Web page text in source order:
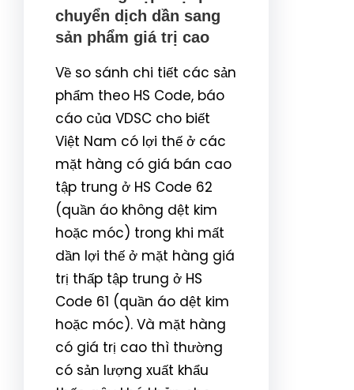
chuyển dịch dần sang
sản phẩm giá trị cao
Về so sánh chi tiết các sản
phẩm theo HS Code, báo
cáo của VDSC cho biết
Việt Nam có lợi thế ở các
mặt hàng có giá bán cao
tập trung ở HS Code 62
(quần áo không dệt kim
hoặc móc) trong khi mất
dần lợi thế ở mặt hàng giá
trị thấp tập trung ở HS
Code 61 (quần áo dệt kim
hoặc móc). Và mặt hàng
có giá trị cao thì thường
có sản lượng xuất khẩu